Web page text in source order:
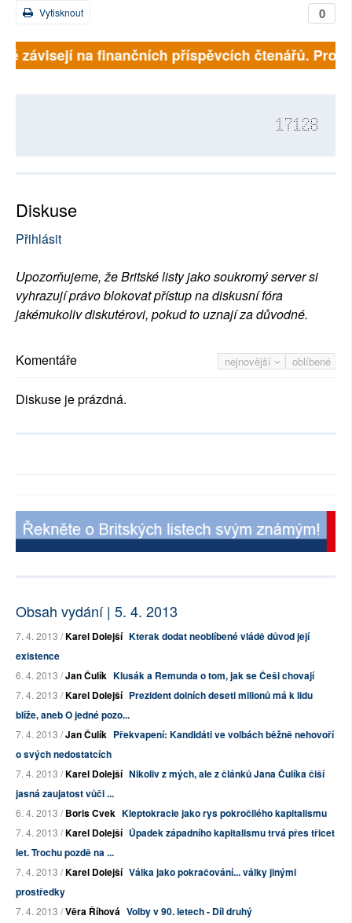
0
Vytisknout
závisejí na finančních příspěvcích čtenářů.
17128
Diskuse
Přihlásit
Upozorňujeme, že Britské listy jako soukromý server si
vyhrazují právo blokovat přístup na diskusní fóra
jakémukoliv diskutérovi, pokud to uznají za důvodné.
nejnovější oblíbené
Komentáře
Diskuse je prázdná.
Obsah vydání | 5. 4. 2013
7. 4. 2013 /Karel Dolejší Kterak dodat neoblíbené vládě důvod její
existence
6. 4. 2013 /Jan Čulík Klusák a Remunda o tom, jak se Češi chovají
7. 4. 2013 /Karel Dolejší Prezident dolních deseti milionů má k lidu
blíže, aneb O jedné pozo...
7. 4. 2013 /Jan Čulík Překvapení: Kandidáti ve volbách běžně nehovoří
o svých nedostatcích
7. 4. 2013 /Karel Dolejší Nikoliv z mých, ale z článků Jana Čulíka čiší
jasná zaujatost vůči ...
6. 4. 2013 /Boris Cvek Kleptokracie jako rys pokročilého kapitalismu
7. 4. 2013 /Karel Dolejší Úpadek západního kapitalismu trvá přes třicet
let. Trochu pozdě na ...
7. 4. 2013 /Karel Dolejší Válka jako pokračování... války jinými
prostředky
7. 4. 2013 /Věra Říhová Volby v 90. letech - Díl druhý